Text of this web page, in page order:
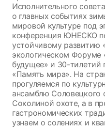
Исполнительного
о главных событиях
мировой культуре под
конференция ЮНЕСКО
устойчивому развитию
экологическом
будущее» и 30-
«Память мира». На
прогуляемся по
ансамблю Соловецкого
Соколиной охоте, а в
гастрономических
узнаем о солениях и